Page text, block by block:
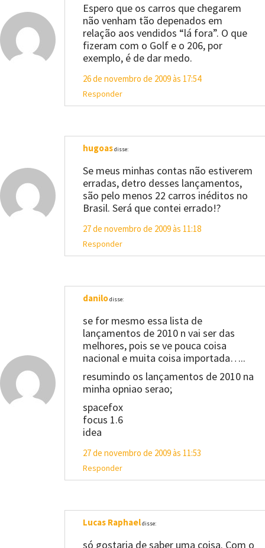
Espero que os carros que chegarem
não venham tão depenados em
relação aos vendidos “lá fora”. O que
fizeram com o Golf e o 206, por
exemplo, é de dar medo.
26 de novembro de 2009 às 17:54
Responder
hugoasdisse:
Se meus minhas contas não estiverem
erradas, detro desses lançamentos,
são pelo menos 22 carros inéditos no
Brasil. Será que contei errado!?
27 de novembro de 2009 às 11:18
Responder
danilodisse:
se for mesmo essa lista de
lançamentos de 2010 n vai ser das
melhores, pois se ve pouca coisa
nacional e muita coisa importada…..
resumindo os lançamentos de 2010 na
minha opniao serao;
spacefox
focus 1.6
idea
27 de novembro de 2009 às 11:53
Responder
Lucas Raphaeldisse:
só gostaria de saber uma coisa. Com o